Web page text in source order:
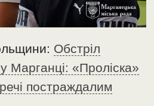
Обстріл
Марганці: «Проліска»
постраждалим